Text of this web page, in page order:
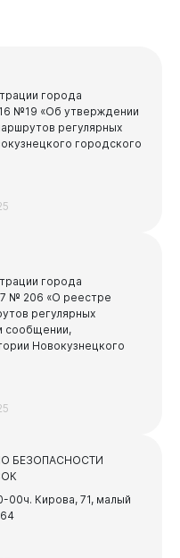
межрегионального
среды
испытаний
средствах
города
№19 «Об утверждении
регулярных
городского
города
№ 206 «О реестре
регулярных
сообщении,
Новокузнецкого
БЕЗОПАСНОСТИ
00ч. Кирова, 71, малый